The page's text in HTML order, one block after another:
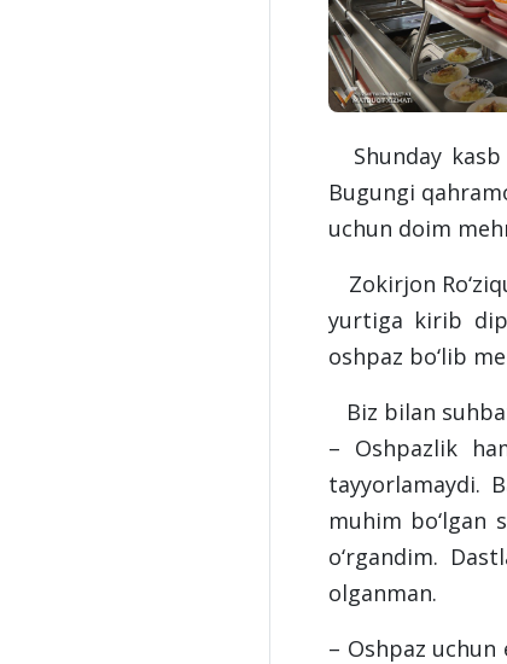
Shunday kasb
Bugungi
uchun doim
Zokirjon
yurtiga kirib
oshpaz bo‘lib
Biz bilan
– Oshpazlik
tayyorlamaydi.
muhim bo‘lgan
o‘rgandim.
olganman.
– Oshpaz